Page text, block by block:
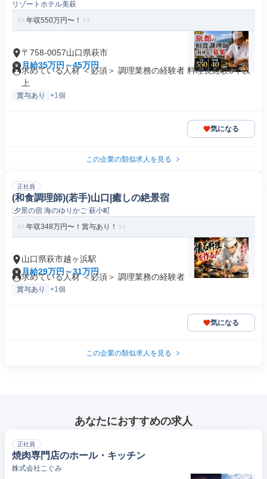
リゾートホテル美萩
年収550万円〜！
〒758-0057山口県萩市
月給35万円～45万円
求めている人材 ＜必須＞ 調理業務の経験者 料理長経験5年以
上
賞与あり +1個
気になる
この企業の類似求人を見る
正社員
(和食調理師)(若手)山口|癒しの絶景宿
:夕景の宿 海のゆりかご 萩小町
年収348万円〜！賞与あり！
山口県萩市越ヶ浜駅
月給29万円～31万円
求めている人材 ＜必須＞ 調理業務の経験者
賞与あり +1個
気になる
この企業の類似求人を見る
あなたにおすすめの求人
正社員
焼肉専門店のホール・キッチン
株式会社こぐみ